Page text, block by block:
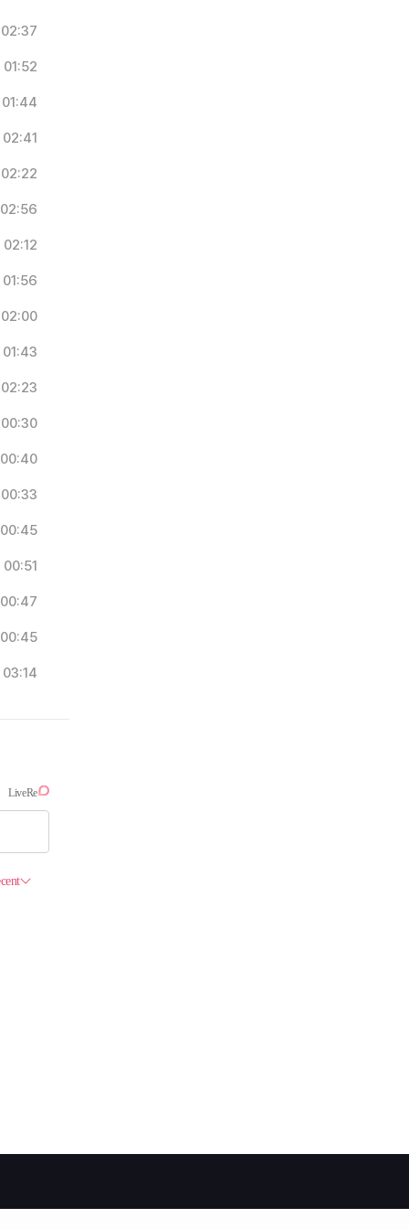
02:37
01:52
01:44
02:41
02:22
02:56
02:12
01:56
02:00
01:43
02:23
00:30
00:40
00:33
00:45
00:51
00:47
00:45
03:14